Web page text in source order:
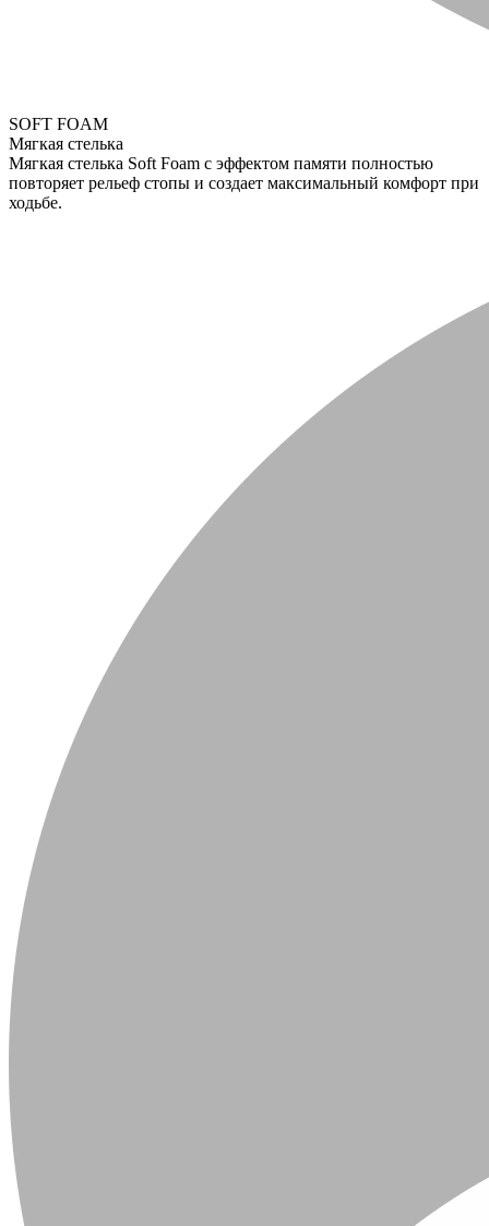
SOFT FOAM
Мягкая стелька
Мягкая стелька Soft Foam с эффектом памяти полностью
повторяет рельеф стопы и создает максимальный комфорт при
ходьбе.